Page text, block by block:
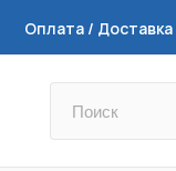
Оплата / Доставка